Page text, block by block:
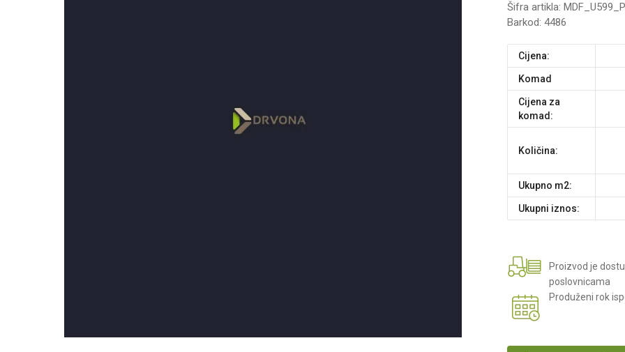
Šifra artikla:
Barkod: 4486
Cijena:
komad
Cijena za
komad:
Količina:
Ukupno m2:
Ukupni iznos:
Proizvod je
poslovnicama
Produženi rok